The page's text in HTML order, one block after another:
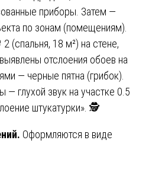
приборы. Затем —
по зонам (помещениям).
(спальня, 18 м²) на стене,
отслоения обоев на
— черные пятна (грибок).
— глухой звук на участке 0.5
штукатурки». 🕵️
Оформляются в виде